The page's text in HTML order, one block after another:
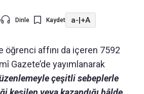
Dinle Kaydet a-|+A
affını da içeren 7592
Gazete’de yayımlanarak
çeşitli sebeplerle